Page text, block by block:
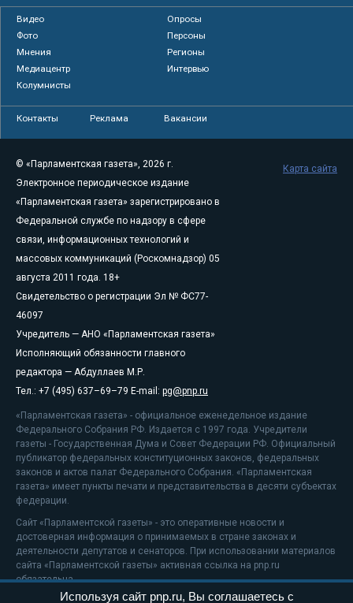
Видео
Опросы
Фото
Персоны
Мнения
Регионы
Медиацентр
Интервью
Колумнисты
Контакты Реклама Вакансии
© «Парламентская газета», 2026 г.
Электронное периодическое издание
«Парламентская газета» зарегистрировано в
Федеральной службе по надзору в сфере
связи, информационных технологий и
массовых коммуникаций (Роскомнадзор) 05
августа 2011 года. 18+
Свидетельство о регистрации Эл № ФС77-
46097
Учредитель — АНО «Парламентская газета»
Исполняющий обязанности главного
редактора — Абдуллаев М.Р.
Тел.: +7 (495) 637–69–79 E-mail: pg@pnp.ru
«Парламентская газета» - официальное еженедельное издание
Федерального Собрания РФ. Издается с 1997 года. Учредители
газеты - Государственная Дума и Совет Федерации РФ. Официальный
публикатор федеральных конституционных законов, федеральных
законов и актов палат Федерального Собрания. «Парламентская
газета» имеет пункты печати и представительства в десяти субъектах
федерации.
Сайт «Парламентской газеты» - это оперативные новости и
достоверная информация о принимаемых в стране законах и
деятельности депутатов и сенаторов. При использовании материалов
сайта «Парламентской газеты» активная ссылка на pnp.ru
обязательна.
Карта сайта
Используя сайт pnp.ru, Вы соглашаетесь с